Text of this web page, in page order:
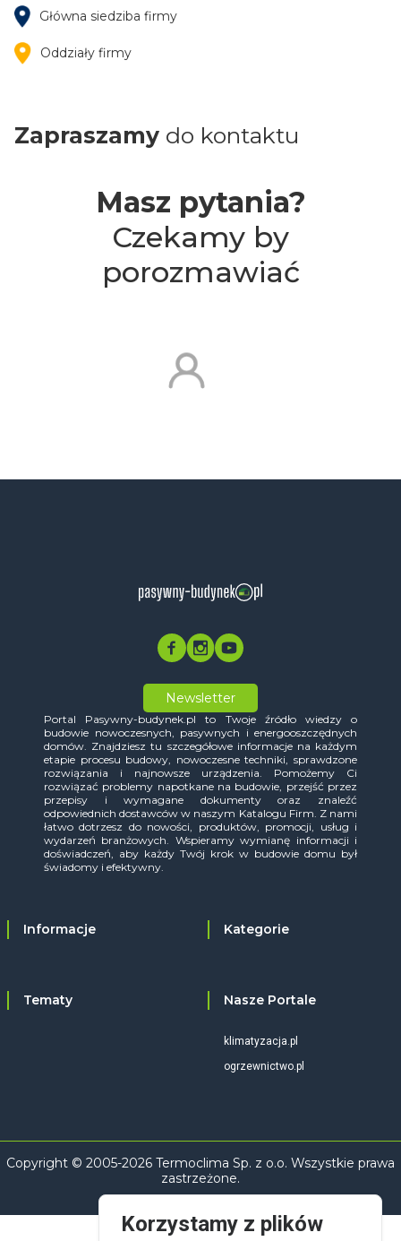
Główna siedziba firmy
Oddziały firmy
Zapraszamy do kontaktu
Masz pytania?
Czekamy by
porozmawiać
Newsletter
Portal Pasywny-budynek.pl to Twoje źródło wiedzy o
budowie nowoczesnych, pasywnych i energooszczędnych
domów. Znajdziesz tu szczegółowe informacje na każdym
etapie procesu budowy, nowoczesne techniki, sprawdzone
rozwiązania i najnowsze urządzenia. Pomożemy Ci
rozwiązać problemy napotkane na budowie, przejść przez
przepisy i wymagane dokumenty oraz znaleźć
odpowiednich dostawców w naszym Katalogu Firm. Z nami
łatwo dotrzesz do nowości, produktów, promocji, usług i
wydarzeń branżowych. Wspieramy wymianę informacji i
doświadczeń, aby każdy Twój krok w budowie domu był
świadomy i efektywny.
Informacje Kategorie
Tematy Nasze Portale
klimatyzacja.pl
ogrzewnictwo.pl
Copyright © 2005-2026 Termoclima Sp. z o.o. Wszystkie prawa
zastrzeżone.
Korzystamy z plików